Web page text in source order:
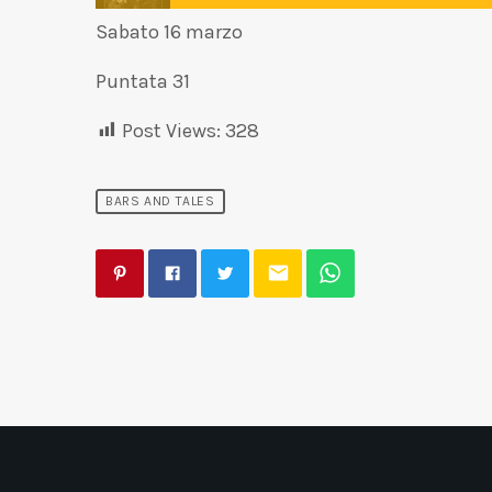
Sabato 16 marzo
Puntata 31
Post Views: 328
BARS AND TALES
email